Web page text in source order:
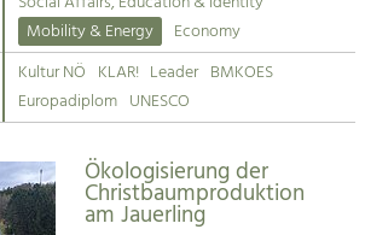
and Positioning
Research.
Mobility & Energy
Economy
Kultur NÖ KLAR! Leader BMKOES
Europadiplom UNESCO
Ökologisierung der
Christbaumproduktion
am Jauerling